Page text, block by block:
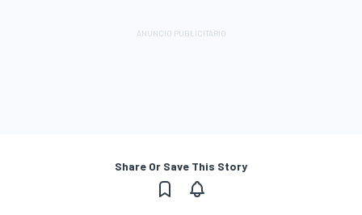
Share Or Save This Story